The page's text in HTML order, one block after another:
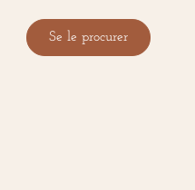
Se le procurer